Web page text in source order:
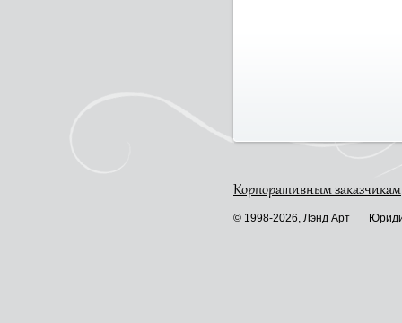
Корпоративным заказчикам
© 1998-2026, Лэнд Арт